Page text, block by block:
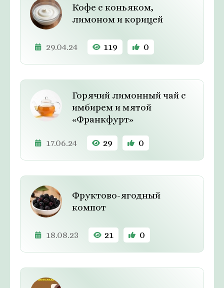
Кофе с коньяком,
лимоном и корицей
29.04.24 119 0
Горячий лимонный чай с
имбирем и мятой
«Франкфурт»
17.06.24 29 0
Фруктово-ягодный
компот
18.08.23 21 0